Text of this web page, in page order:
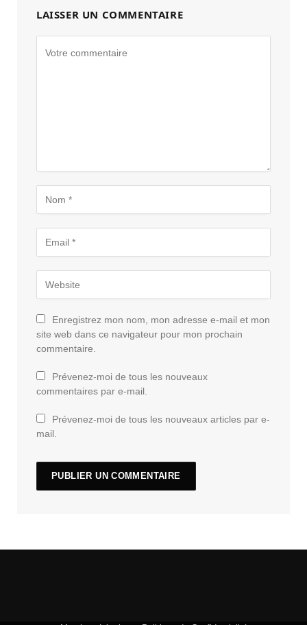
LAISSER UN COMMENTAIRE
Enregistrez mon nom, mon adresse e-mail et mon
site web dans ce navigateur pour mon prochain
commentaire.
Prévenez-moi de tous les nouveaux
commentaires par e-mail.
Prévenez-moi de tous les nouveaux articles par e-
mail.